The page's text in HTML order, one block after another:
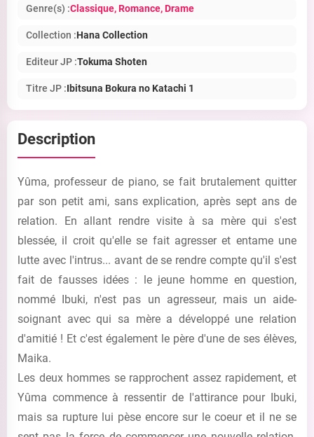
Genre(s) :Classique, Romance, Drame
Collection :Hana Collection
Editeur JP :Tokuma Shoten
Titre JP :Ibitsuna Bokura no Katachi 1
Description
Yûma, professeur de piano, se fait brutalement quitter
par son petit ami, sans explication, après sept ans de
relation. En allant rendre visite à sa mère qui s'est
blessée, il croit qu'elle se fait agresser et entame une
lutte avec l'intrus... avant de se rendre compte qu'il s'est
fait de fausses idées : le jeune homme en question,
nommé Ibuki, n'est pas un agresseur, mais un aide-
soignant avec qui sa mère a développé une relation
d'amitié ! Et c'est également le père d'une de ses élèves,
Maika.
Les deux hommes se rapprochent assez rapidement, et
Yûma commence à ressentir de l'attirance pour Ibuki,
mais sa rupture lui pèse encore sur le coeur et il ne se